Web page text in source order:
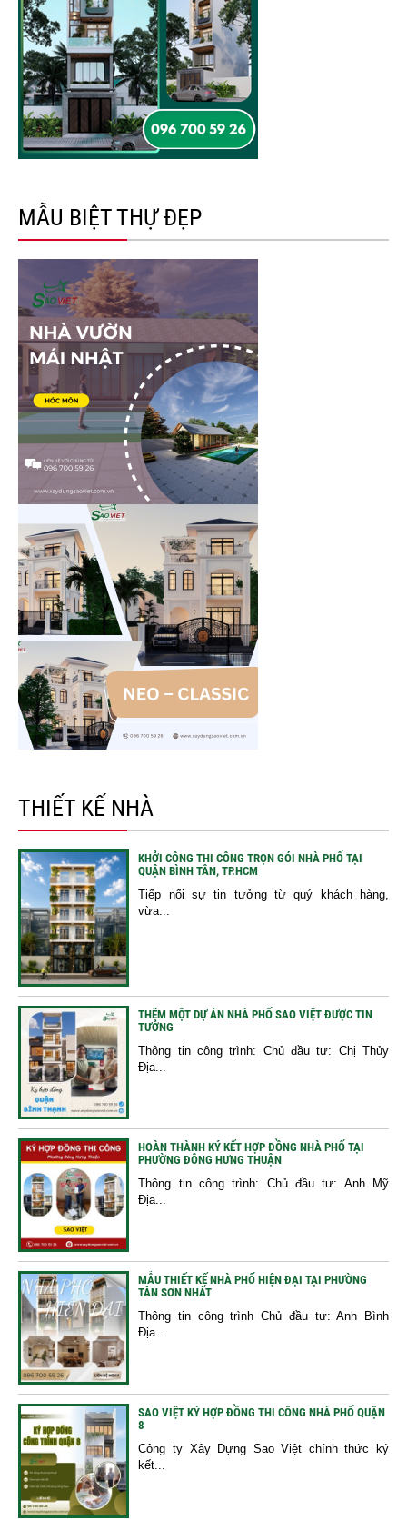
MẪU BIỆT THỰ ĐẸP
THIẾT KẾ NHÀ
KHỞI CÔNG THI CÔNG TRỌN GÓI NHÀ PHỐ TẠI
QUẬN BÌNH TÂN, TP.HCM
Tiếp nối sự tin tưởng từ quý khách hàng,
vừa...
THÊM MỘT DỰ ÁN NHÀ PHỐ SAO VIỆT ĐƯỢC TIN
TƯỞNG
Thông tin công trình: Chủ đầu tư: Chị Thủy
Địa...
HOÀN THÀNH KÝ KẾT HỢP ĐỒNG NHÀ PHỐ TẠI
PHƯỜNG ĐÔNG HƯNG THUẬN
Thông tin công trình: Chủ đầu tư: Anh Mỹ
Địa...
MẪU THIẾT KẾ NHÀ PHỐ HIỆN ĐẠI TẠI PHƯỜNG
TÂN SƠN NHẤT
Thông tin công trình Chủ đầu tư: Anh Bình
Địa...
SAO VIỆT KÝ HỢP ĐỒNG THI CÔNG NHÀ PHỐ QUẬN
8
Công ty Xây Dựng Sao Việt chính thức ký
kết...